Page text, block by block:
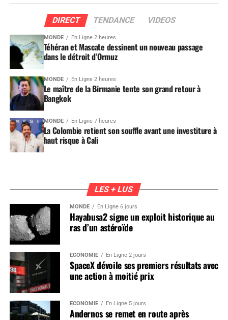
DIRECT TENDANCE VIDEOS
MONDE En Ligne 2 heures
Téhéran et Mascate dessinent un nouveau passage
dans le détroit d’Ormuz
MONDE En Ligne 2 heures
Le maître de la Birmanie tente son grand retour à
Bangkok
MONDE En Ligne 7 heures
La Colombie retient son souffle avant une investiture à
haut risque à Cali
LES + LUS
MONDE En Ligne 6 jours
Hayabusa2 signe un exploit historique au
ras d’un astéroïde
ÉCONOMIE En Ligne 2 jours
SpaceX dévoile ses premiers résultats avec
une action à moitié prix
ÉCONOMIE En Ligne 5 jours
Andernos se remet en route après